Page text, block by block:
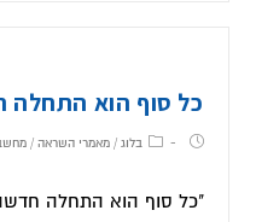
כל סוף הוא התחלה
בלוג /מאמרי השראה /
"כל סוף הוא התחלה